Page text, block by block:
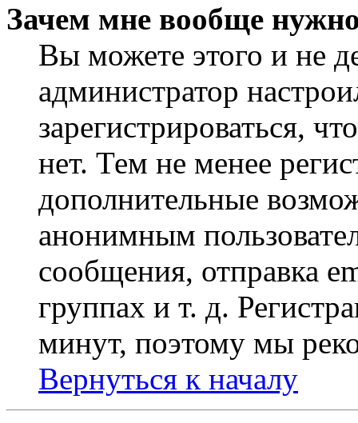
Зачем мне вообще
Вы можете этого и не
администратор
зарегистрироваться,
нет. Тем не менее
дополнительные
анонимным
сообщения, отправка
группах и т. д.
минут, поэтому мы
Вернуться к началу